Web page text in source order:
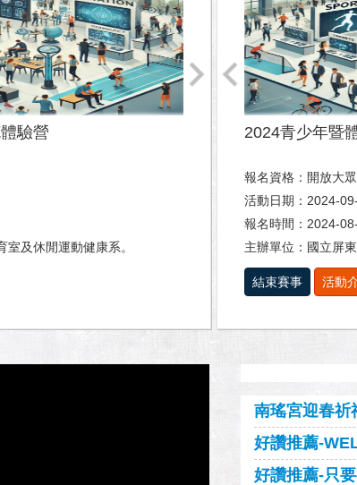
驗營
及休閒運動健康系。
2024青少年暨
報名資格：開放大
活動日期：2024-
報名時間：2024-
主辦單位：國立屏
結束賽事 活動
南瑤宮迎春祈
好讚推薦-
好讚推薦-只